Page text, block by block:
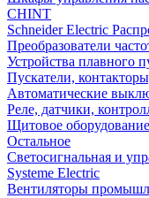
CHINT
Schneider Electric
Преобразователи
Устройства плавного
Пускатели,
Автоматические
Реле, датчики,
Щитовое
Остальное
Светосигнальная и
Systeme Electric
Вентиляторы